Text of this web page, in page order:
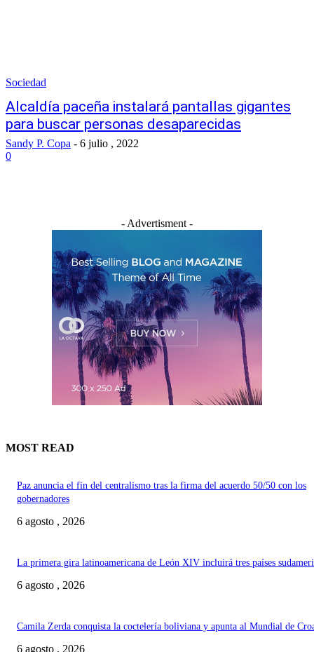
Sociedad
Alcaldía paceña instalará pantallas gigantes
para buscar personas desaparecidas
Sandy P. Copa - 6 julio , 2022
0
- Advertisment -
MOST READ
Paz anuncia el fin del centralismo tras la firma del acuerdo 50/50 con los
gobernadores
6 agosto , 2026
La primera gira latinoamericana de León XIV incluirá tres países
6 agosto , 2026
Camila Zerda conquista la coctelería boliviana y apunta al Mundial de
6 agosto , 2026